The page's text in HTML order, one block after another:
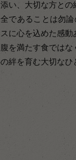
い、大切な方との
であることは勿
に心を込めた感動
を満たす食ではな
絆を育む大切なひ